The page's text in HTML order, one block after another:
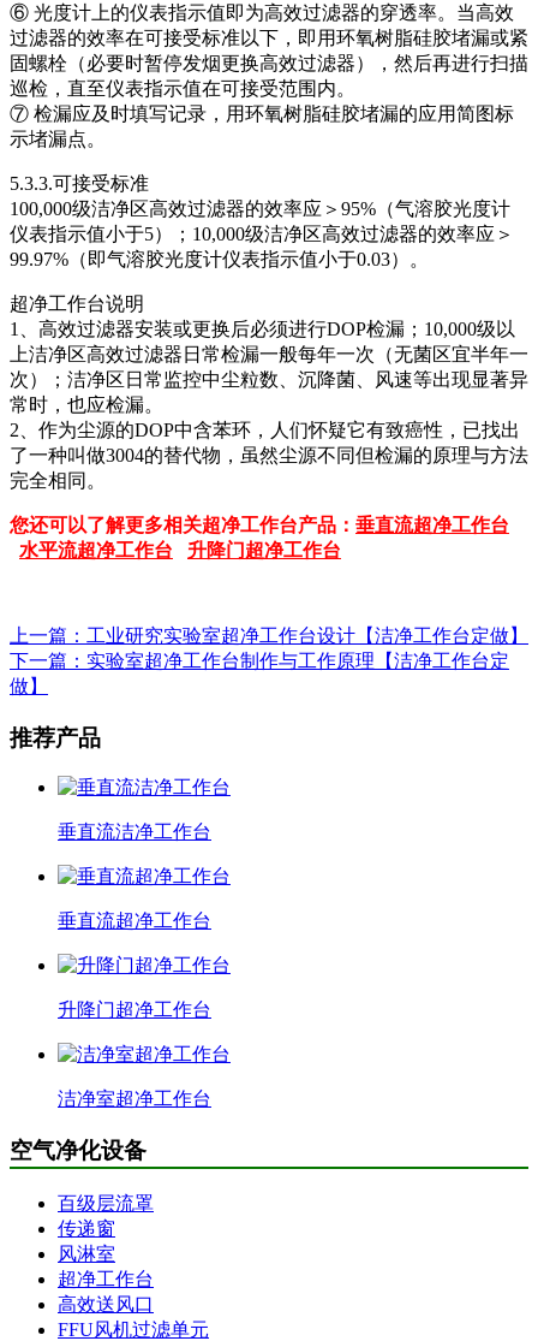
⑥ 光度计上的仪表指示值即为高效过滤器的穿透率。当高效
过滤器的效率在可接受标准以下，即用环氧树脂硅胶堵漏或紧
固螺栓（必要时暂停发烟更换高效过滤器），然后再进行扫描
巡检，直至仪表指示值在可接受范围内。
⑦ 检漏应及时填写记录，用环氧树脂硅胶堵漏的应用简图标
示堵漏点。
5.3.3.可接受标准
100,000级洁净区高效过滤器的效率应＞95%（气溶胶光度计
仪表指示值小于5）；10,000级洁净区高效过滤器的效率应＞
99.97%（即气溶胶光度计仪表指示值小于0.03）。
超净工作台说明
1、高效过滤器安装或更换后必须进行DOP检漏；10,000级以
上洁净区高效过滤器日常检漏一般每年一次（无菌区宜半年一
次）；洁净区日常监控中尘粒数、沉降菌、风速等出现显著异
常时，也应检漏。
2、作为尘源的DOP中含苯环，人们怀疑它有致癌性，已找出
了一种叫做3004的替代物，虽然尘源不同但检漏的原理与方法
完全相同。
您还可以了解更多相关超净工作台产品： 垂直流超净工作台
水平流超净工作台
升降门超净工作台
上一篇：工业研究实验室超净工作台设计【洁净工作台定做】
下一篇：实验室超净工作台制作与工作原理【洁净工作台定
做】
推荐产品
垂直流洁净工作台
垂直流超净工作台
升降门超净工作台
洁净室超净工作台
空气净化设备
百级层流罩
传递窗
风淋室
超净工作台
高效送风口
FFU风机过滤单元